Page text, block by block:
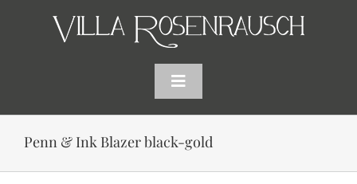
Toggle
Navigation
SHOP
Penn & Ink Blazer black-gold